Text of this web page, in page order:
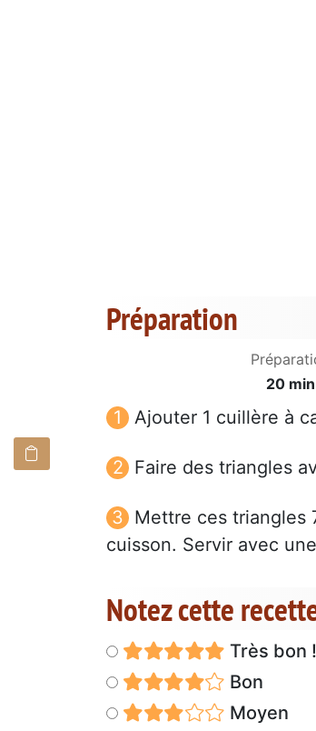
Préparation
20 min
Ajouter 1 cuillère à
Faire des triangles
Mettre ces triangles
cuisson. Servir avec
Notez cette
Très bon !
Bon
Moyen